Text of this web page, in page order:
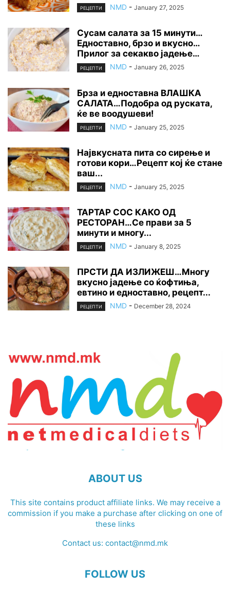
РЕЦЕПТИ NMD - January 27, 2025
Сусам салата за 15 минути…
Едноставно, брзо и вкусно…
Прилог за секакво јадење…
РЕЦЕПТИ NMD - January 26, 2025
Брза и едноставна ВЛАШКА
САЛАТА…Подобра од руската,
ќе ве воодушеви!
РЕЦЕПТИ NMD - January 25, 2025
Највкусната пита со сирење и
готови кори…Рецепт кој ќе стане
ваш...
РЕЦЕПТИ NMD - January 25, 2025
ТАРТАР СОС КАКО ОД
РЕСТОРАН…Се прави за 5
минути и многу...
РЕЦЕПТИ NMD - January 8, 2025
ПРСТИ ДА ИЗЛИЖЕШ…Многу
вкусно јадење со ќофтиња,
евтино и едноставно, рецепт...
РЕЦЕПТИ NMD - December 28, 2024
ABOUT US
This site contains product affiliate links. We may receive a
commission if you make a purchase after clicking on one of
these links
Contact us: contact@nmd.mk
FOLLOW US